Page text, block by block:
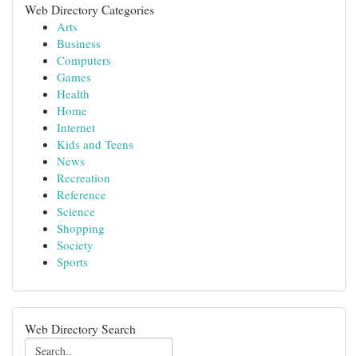
Web Directory Categories
Arts
Business
Computers
Games
Health
Home
Internet
Kids and Teens
News
Recreation
Reference
Science
Shopping
Society
Sports
Web Directory Search